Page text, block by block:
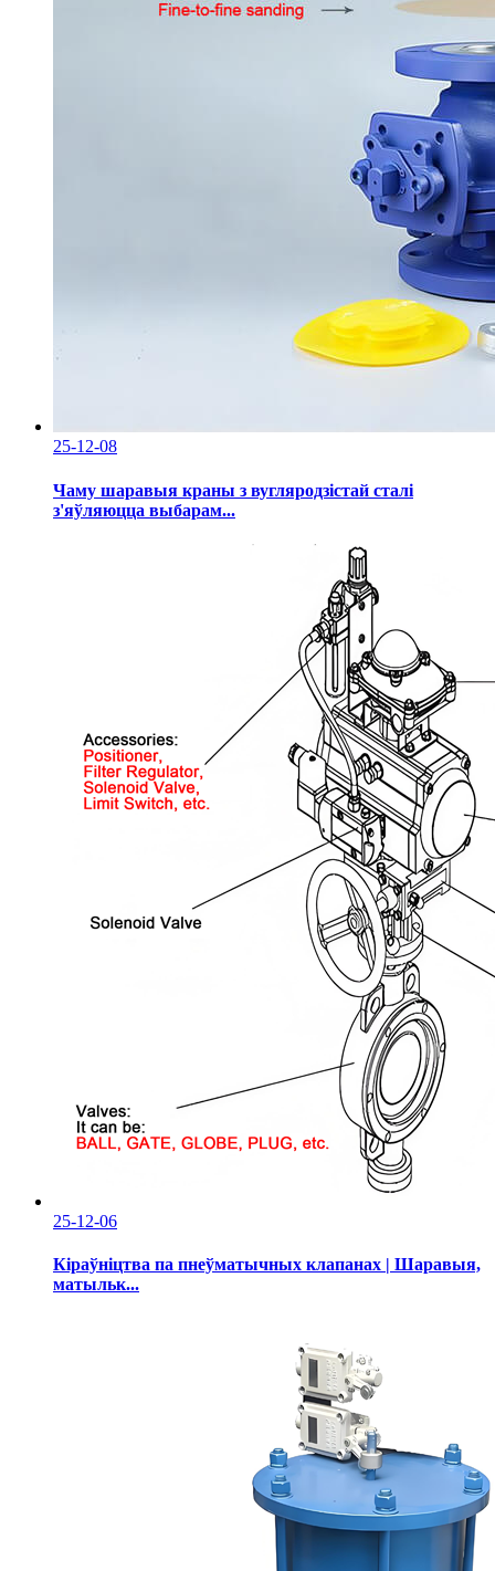
25-12-08
Чаму шаравыя краны з вугляродзістай сталі
з'яўляюцца выбарам...
25-12-06
Кіраўніцтва па пнеўматычных клапанах | Шаравыя,
матыльк...